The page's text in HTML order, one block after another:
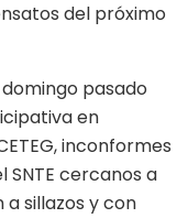
del próximo
pasado
en
inconformes
cercanos a
sillazos y con